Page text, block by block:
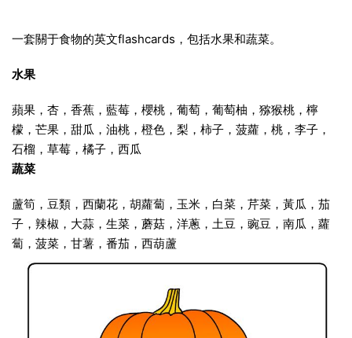
一套關于食物的英文flashcards，包括水果和蔬菜。
水果
蘋果，杏，香蕉，藍莓，櫻桃，葡萄，葡萄柚，猕猴桃，檸
檬，芒果，甜瓜，油桃，橙色，梨，柿子，菠蘿，桃，李子，
石榴，草莓，橘子，西瓜
蔬菜
蘆筍，豆類，西蘭花，胡蘿蔔，玉米，白菜，芹菜，黃瓜，茄
子，辣椒，大蒜，生菜，蘑菇，洋蔥，土豆，豌豆，南瓜，蘿
蔔，菠菜，甘薯，番茄，西葫蘆